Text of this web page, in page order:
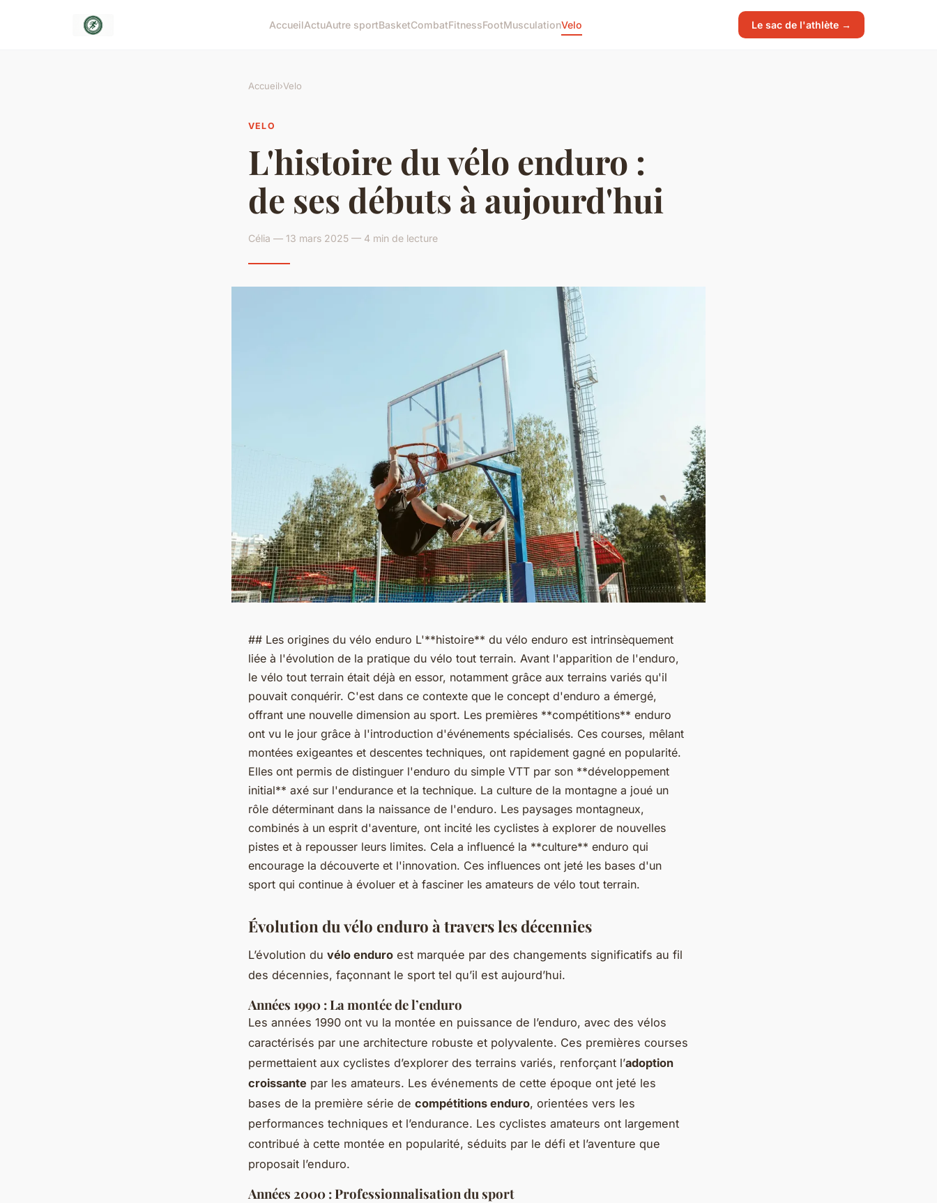
AccueilActuAutre sportBasketCombatFitnessFootMusculationVelo Le sac de l'athlète →
Accueil›Velo
VELO
L'histoire du vélo enduro :
de ses débuts à aujourd'hui
Célia — 13 mars 2025 — 4 min de lecture
## Les origines du vélo enduro L'**histoire** du vélo enduro est intrinsèquement
liée à l'évolution de la pratique du vélo tout terrain. Avant l'apparition de l'enduro,
le vélo tout terrain était déjà en essor, notamment grâce aux terrains variés qu'il
pouvait conquérir. C'est dans ce contexte que le concept d'enduro a émergé,
offrant une nouvelle dimension au sport. Les premières **compétitions** enduro
ont vu le jour grâce à l'introduction d'événements spécialisés. Ces courses, mêlant
montées exigeantes et descentes techniques, ont rapidement gagné en popularité.
Elles ont permis de distinguer l'enduro du simple VTT par son **développement
initial** axé sur l'endurance et la technique. La culture de la montagne a joué un
rôle déterminant dans la naissance de l'enduro. Les paysages montagneux,
combinés à un esprit d'aventure, ont incité les cyclistes à explorer de nouvelles
pistes et à repousser leurs limites. Cela a influencé la **culture** enduro qui
encourage la découverte et l'innovation. Ces influences ont jeté les bases d'un
sport qui continue à évoluer et à fasciner les amateurs de vélo tout terrain.
Évolution du vélo enduro à travers les décennies
L’évolution du vélo enduro est marquée par des changements significatifs au fil
des décennies, façonnant le sport tel qu’il est aujourd’hui.
Années 1990 : La montée de l’enduro
Les années 1990 ont vu la montée en puissance de l’enduro, avec des vélos
caractérisés par une architecture robuste et polyvalente. Ces premières courses
permettaient aux cyclistes d’explorer des terrains variés, renforçant l’adoption
croissante par les amateurs. Les événements de cette époque ont jeté les
bases de la première série de compétitions enduro, orientées vers les
performances techniques et l’endurance. Les cyclistes amateurs ont largement
contribué à cette montée en popularité, séduits par le défi et l’aventure que
proposait l’enduro.
Années 2000 : Professionnalisation du sport